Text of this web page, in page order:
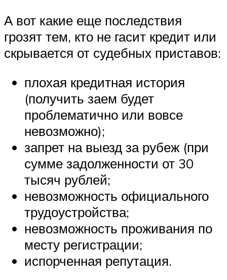
А вот какие еще последствия
грозят тем, кто не гасит кредит или
скрывается от судебных приставов:
плохая кредитная история
(получить заем будет
проблематично или вовсе
невозможно);
запрет на выезд за рубеж (при
сумме задолженности от 30
тысяч рублей;
невозможность официального
трудоустройства;
невозможность проживания по
месту регистрации;
испорченная репутация.